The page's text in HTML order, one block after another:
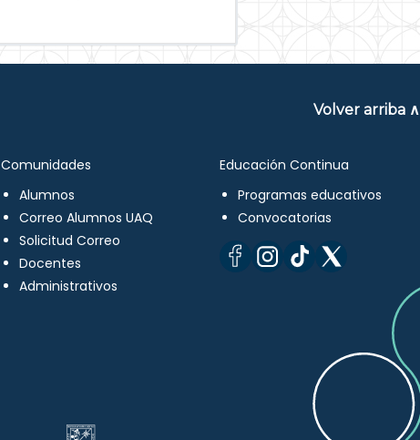
Volver arriba ∧
Comunidades
Alumnos
Correo Alumnos UAQ
Solicitud Correo
Docentes
Administrativos
Educación Continua
Programas educativos
Convocatorias